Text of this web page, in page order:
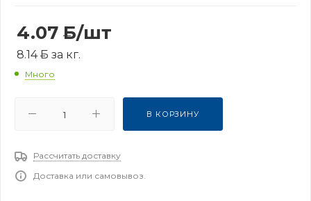
4.07 Б/шт
8.14 Б за кг.
Много
В КОРЗИНУ
Рассчитать доставку
Доставка или самовывоз.